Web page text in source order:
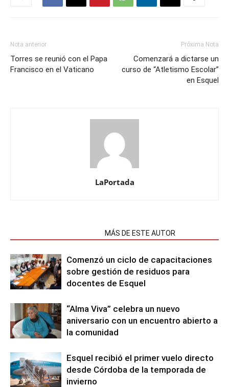
Nota anterior
Torres se reunió con el Papa
Francisco en el Vaticano
Próxima Nota
Comenzará a dictarse un
curso de “Atletismo Escolar”
en Esquel
LaPortada
MÁS DE ESTE AUTOR
Comenzó un ciclo de capacitaciones
sobre gestión de residuos para
docentes de Esquel
“Alma Viva” celebra un nuevo
aniversario con un encuentro abierto a
la comunidad
Esquel recibió el primer vuelo directo
desde Córdoba de la temporada de
invierno